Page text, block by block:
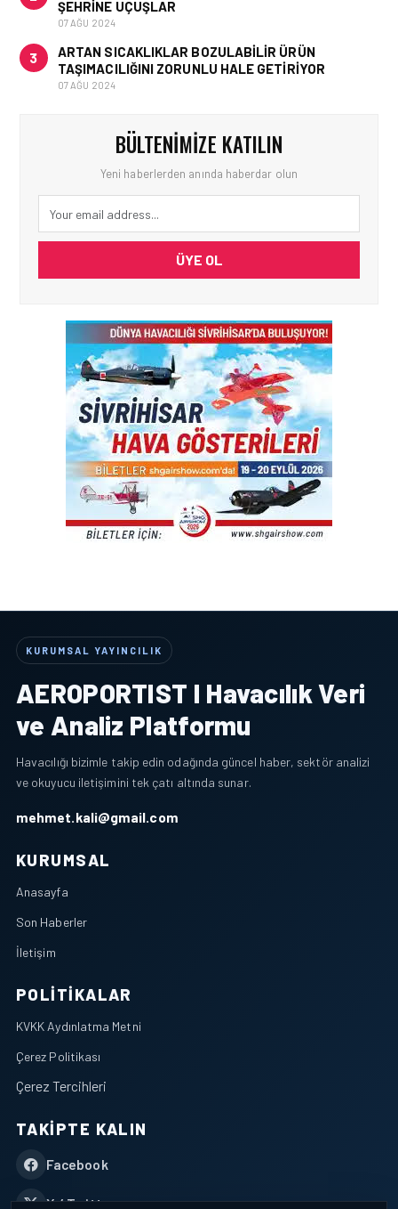
ŞEHRINE UÇUŞLAR
07 AĞU 2024
3
ARTAN SICAKLIKLAR BOZULABILIR ÜRÜN
TAŞIMACILIĞINI ZORUNLU HALE GETIRIYOR
07 AĞU 2024
BÜLTENIMIZE KATILIN
Yeni haberlerden anında haberdar olun
ÜYE OL
KURUMSAL YAYINCILIK
AEROPORTIST I Havacılık Veri
ve Analiz Platformu
Havacılığı bizimle takip edin odağında güncel haber, sektör analizi
ve okuyucu iletişimini tek çatı altında sunar.
mehmet.kali@gmail.com
KURUMSAL
Anasayfa
Son Haberler
İletişim
POLITIKALAR
KVKK Aydınlatma Metni
Çerez Politikası
Çerez Tercihleri
TAKIPTE KALIN
Facebook
X / Twitter